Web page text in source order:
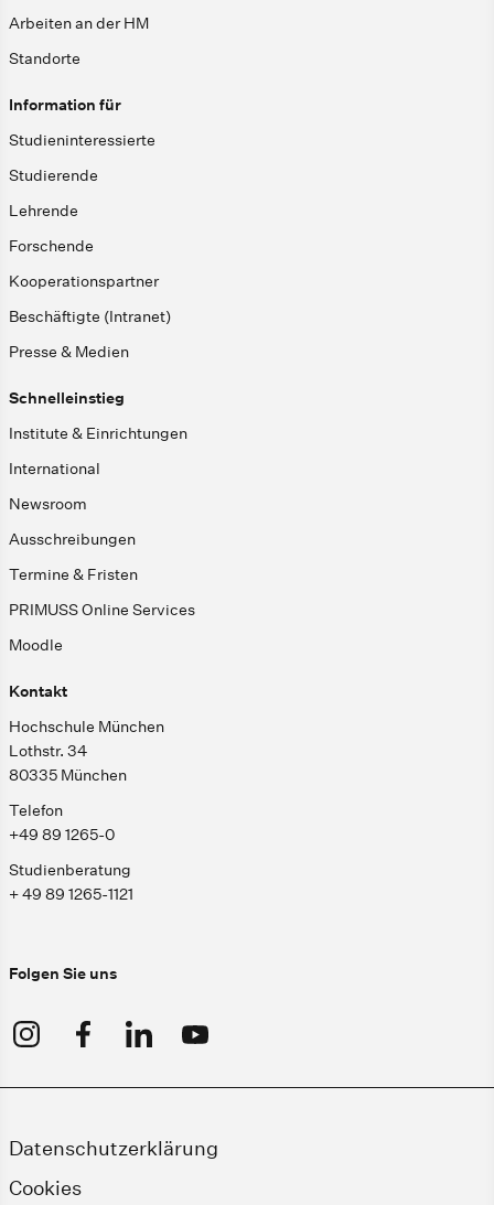
Arbeiten an der HM
Standorte
Information für
Studieninteressierte
Studierende
Lehrende
Forschende
Kooperationspartner
Beschäftigte (Intranet)
Presse & Medien
Schnelleinstieg
Institute & Einrichtungen
International
Newsroom
Ausschreibungen
Termine & Fristen
PRIMUSS Online Services
Moodle
Kontakt
Hochschule München
Lothstr. 34
80335 München
Telefon
+49 89 1265-0
Studienberatung
+ 49 89 1265-1121
Folgen Sie uns
Datenschutzerklärung
Cookies